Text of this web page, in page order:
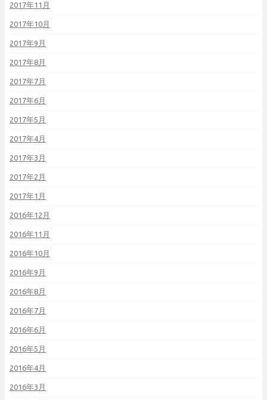
2017年11月
2017年10月
2017年9月
2017年8月
2017年7月
2017年6月
2017年5月
2017年4月
2017年3月
2017年2月
2017年1月
2016年12月
2016年11月
2016年10月
2016年9月
2016年8月
2016年7月
2016年6月
2016年5月
2016年4月
2016年3月